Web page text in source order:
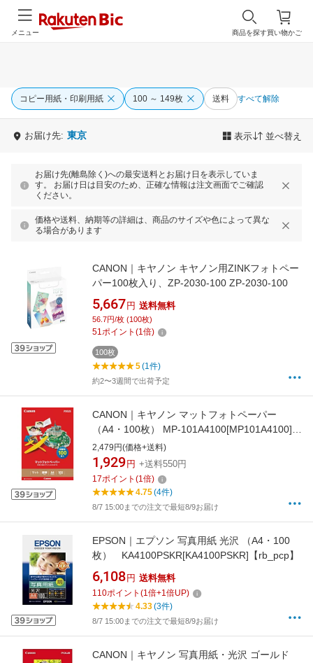
買い物かご
商品を探す
メニュー
コピー用紙・印刷用紙 100 ～ 149枚 送料 すべて解除
お届け先: 東京 表示 並べ替え
お届け先(離島除く)への最安送料とお届け日を表示していま
す。 お届け日は目安のため、正確な情報は注文画面でご確認
ください。
価格や送料、納期等の詳細は、商品のサイズや色によって異な
る場合があります
CANON｜キヤノン キヤノン用ZINKフォトペー
パー100枚入り、ZP-2030-100 ZP-2030-100
5,667 円 送料無料
56.7円/枚 (100枚)
51ポイント (1倍)
100枚
5(1件)
約2〜3週間で出荷予定
CANON｜キヤノン マットフォトペーパー
（A4・100枚） MP-101A4100[MP101A4100]
【rb_pcp】
2,479円(価格+送料)
1,929 円 +送料550円
17ポイント (1倍)
4.75(4件)
8/7 15:00までの注文で最短8/9お届け
EPSON｜エプソン 写真用紙 光沢 （A4・100
枚） KA4100PSKR[KA4100PSKR]【rb_pcp】
6,108 円 送料無料
110ポイント (1倍+1倍UP)
4.33(3件)
8/7 15:00までの注文で最短8/9お届け
CANON｜キヤノン 写真用紙・光沢 ゴールド